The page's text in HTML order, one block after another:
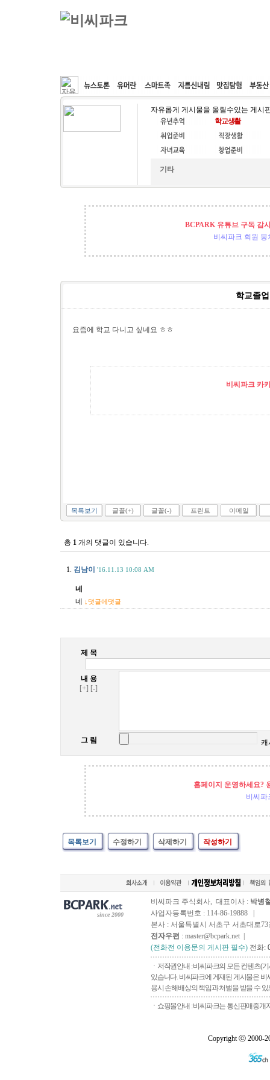
커뮤니티 속도패치 웹호스팅 공동구매
자유롭게 게시물을 올릴수있는 게시
기타
BCPARK 유튜브 구독 감
비씨파크 회원 뭉
학교졸
요즘에 학교 다니고 싶네요 ㅎㅎ
비씨파크 카
목록보기 글꼴(+) 글꼴(-) 프린트 이메일
총 1 개의 댓글이 있습니다.
1. 김남이 '16.11.13 10:08 AM
네
네
↓댓글에댓글
제 목
내 용
[+] [-]
그 림 캐
홈페이지 운영하세요?
비씨파
목록보기 수정하기 삭제하기 작성하기
since 2000
비씨파크 주식회사, 대표이사 : 박병
사업자등록번호 : 114-86-19888 |
본사 : 서울특별시 서초구 서초대로73
전자우편 : master@bcpark.net |
(전화전 이용문의 게시판 필수) 전화:
ㆍ저작권안내 : 비씨파크의 모든 컨텐츠(
있습니다. 비씨파크에 게재된 게시물은
용시 손해배상의 책임과 처벌을 받을 수
ㆍ쇼핑몰안내 : 비씨파크는 통신판매중개
Copyright ⓒ 2000-